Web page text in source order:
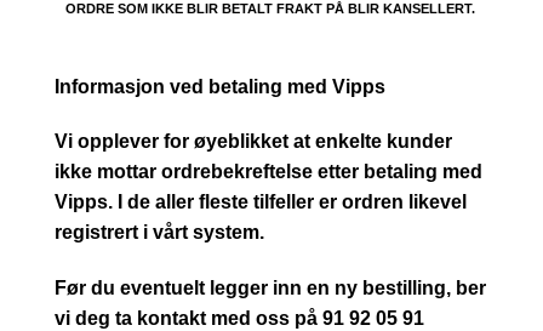
ORDRE SOM IKKE BLIR BETALT FRAKT PÅ BLIR KANSELLERT.
Informasjon ved betaling med Vipps
Vi opplever for øyeblikket at enkelte kunder
ikke mottar ordrebekreftelse etter betaling med
Vipps. I de aller fleste tilfeller er ordren likevel
registrert i vårt system.
Før du eventuelt legger inn en ny bestilling, ber
vi deg ta kontakt med oss på 91 92 05 91